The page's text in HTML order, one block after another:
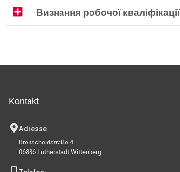
Визнання робочої кваліфікації
Kontakt
Adresse
Breitscheidstraße 4
06886 Lutherstadt Wittenberg